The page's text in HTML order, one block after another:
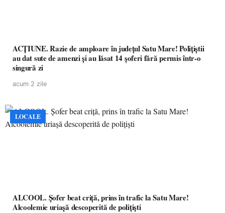
ACȚIUNE. Razie de amploare în județul Satu Mare! Polițiștii
au dat sute de amenzi și au lăsat 14 șoferi fără permis într-o
singură zi
acum 2 zile
LOCALE
ALCOOL. Șofer beat criță, prins în trafic la Satu Mare!
Alcoolemie uriașă descoperită de polițiști